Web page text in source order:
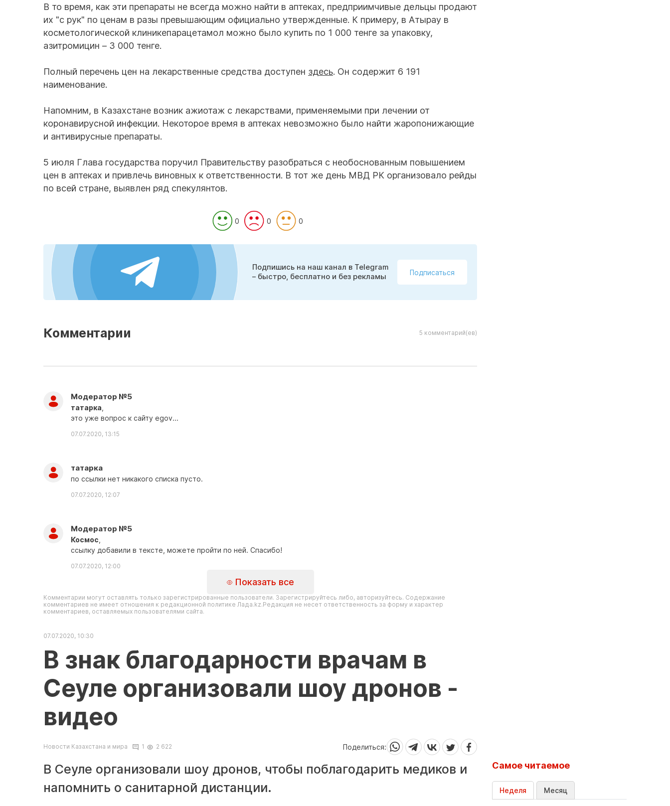
В то время, как эти препараты не всегда можно найти в аптеках, предприимчивые дельцы продают
их "с рук" по ценам в разы превышающим официально утвержденные. К примеру, в Атырау в
косметологической клиникепарацетамол можно было купить по 1 000 тенге за упаковку,
азитромицин – 3 000 тенге.
Полный перечень цен на лекарственные средства доступен здесь. Он содержит 6 191
наименование.
Напомним, в Казахстане возник ажиотаж с лекарствами, применяемыми при лечении от
коронавирусной инфекции. Некоторое время в аптеках невозможно было найти жаропонижающие
и антивирусные препараты.
5 июля Глава государства поручил Правительству разобраться с необоснованным повышением
цен в аптеках и привлечь виновных к ответственности. В тот же день МВД РК организовало рейды
по всей стране, выявлен ряд спекулянтов.
0 0 0
Подпишись на наш канал в Telegram
– быстро, бесплатно и без рекламы
Подписаться
Комментарии 5 комментарий(ев)
Модератор №5
татарка
это уже вопрос к сайту еgov...
07.07.2020, 13:15
татарка
по ссылки нет никакого списка пусто.
07.07.2020, 12:07
Модератор №5
Космос
ссылку добавили в тексте, можете пройти по ней. Спасибо!
07.07.2020, 12:00
Показать все
Комментарии могут оставлять только зарегистрированные пользователи. Зарегистрируйтесь либо, авторизуйтесь. Содержание
комментариев не имеет отношения к редакционной политике Лада.kz.Редакция не несет ответственность за форму и характер
комментариев, оставляемых пользователями сайта.
07.07.2020, 10:30
В знак благодарности врачам в
Сеуле организовали шоу дронов -
видео
Новости Казахстана и мира 1 2 622 Поделиться:
В Сеуле организовали шоу дронов, чтобы поблагодарить медиков и
напомнить о санитарной дистанции.
Самое читаемое
Неделя Месяц